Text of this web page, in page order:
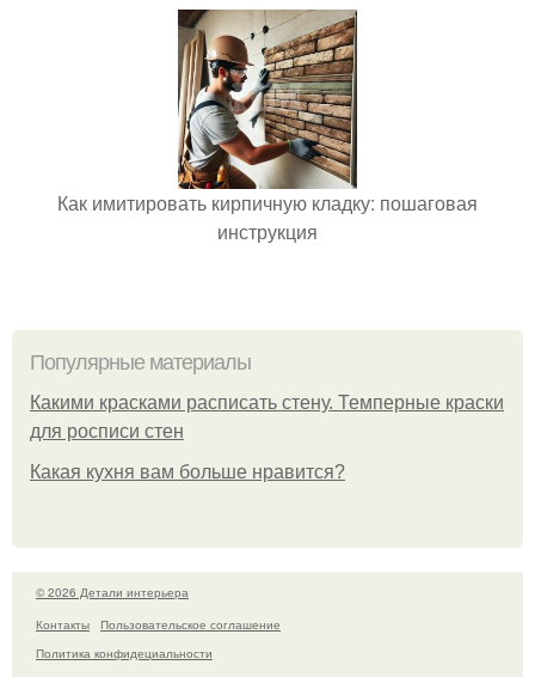
Как имитировать кирпичную кладку: пошаговая
инструкция
Популярные материалы
Какими красками расписать стену. Темперные краски
для росписи стен
Какая кухня вам больше нравится?
© 2026 Детали интерьера
Контакты
Пользовательское соглашение
Политика конфидециальности